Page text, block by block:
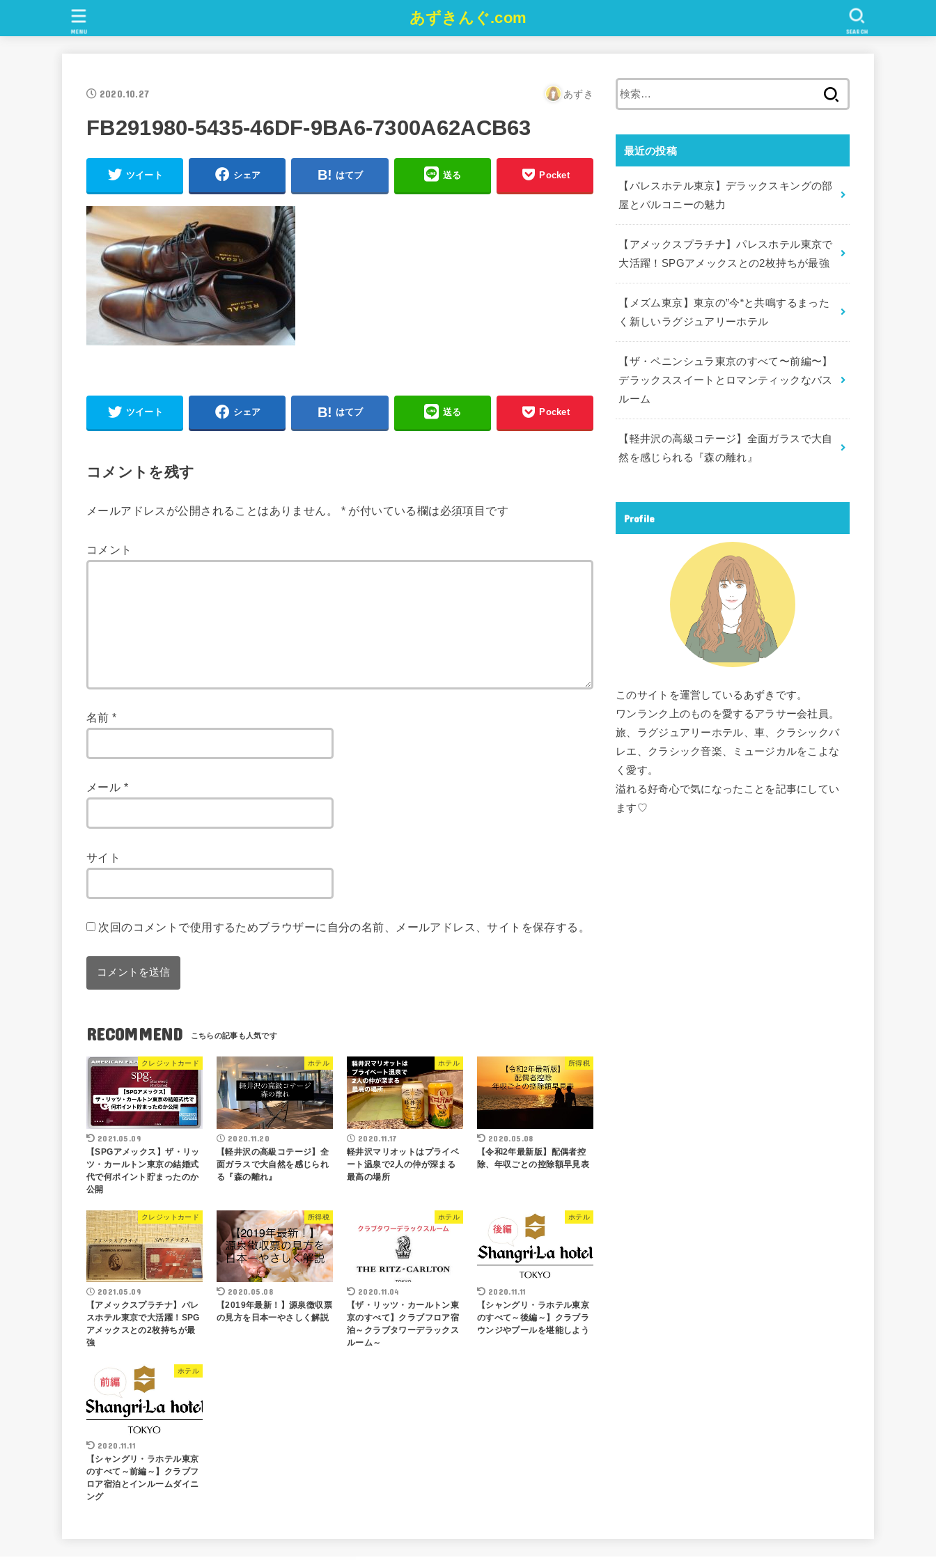
あずきんぐ.com
SEARCH
MENU
2020.10.27 あずき
FB291980-5435-46DF-9BA6-7300A62ACB63
ツイート シェア はてブ 送る Pocket
ツイート シェア はてブ 送る Pocket
コメントを残す
メールアドレスが公開されることはありません。 *が付いている欄は必須項目です
コメント
名前*
メール *
サイト
次回のコメントで使用するためブラウザーに自分の名前、メールアドレス、サイトを保存する。
RECOMMEND
クレジットカード
2021.05.09
【SPGアメックス】ザ・リッ
ツ・カールトン東京の結婚式
代で何ポイント貯まったのか
公開
ホテル
2020.11.20
【軽井沢の高級コテージ】全
面ガラスで大自然を感じられ
る『森の離れ』
ホテル
2020.11.17
軽井沢マリオットはプライベ
ート温泉で2人の仲が深まる
最高の場所
所得税
2020.05.08
【令和2年最新版】配偶者控
除、年収ごとの控除額早見表
クレジットカード
2021.05.09
【アメックスプラチナ】パレ
スホテル東京で大活躍！SPG
アメックスとの2枚持ちが最
強
所得税
2020.05.08
【2019年最新！】源泉徴収票
の見方を日本一やさしく解説
ホテル
2020.11.04
【ザ・リッツ・カールトン東
京のすべて】クラブフロア宿
泊～クラブタワーデラックス
ルーム～
ホテル
2020.11.11
【シャングリ・ラホテル東京
のすべて～後編～】クラブラ
ウンジやプールを堪能しよう
ホテル
2020.11.11
【シャングリ・ラホテル東京
のすべて～前編～】クラブフ
ロア宿泊とインルームダイニ
ング
索
最近の投稿
【パレスホテル東京】デラックスキングの部
屋とバルコニーの魅力
【アメックスプラチナ】パレスホテル東京で
大活躍！SPGアメックスとの2枚持ちが最強
【メズム東京】東京の”今“と共鳴するまった
く新しいラグジュアリーホテル
【ザ・ペニンシュラ東京のすべて〜前編〜】
デラックススイートとロマンティックなバス
ルーム
【軽井沢の高級コテージ】全面ガラスで大自
然を感じられる『森の離れ』
Profile
このサイトを運営しているあずきです。
ワンランク上のものを愛するアラサー会社員。
旅、ラグジュアリーホテル、車、クラシックバ
レエ、クラシック音楽、ミュージカルをこよな
く愛す。
溢れる好奇心で気になったことを記事にしてい
ます♡